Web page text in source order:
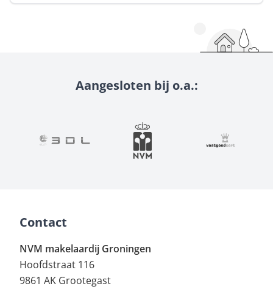
Aangesloten bij o.a.:
Contact
NVM makelaardij Groningen
Hoofdstraat 116
9861 AK Grootegast